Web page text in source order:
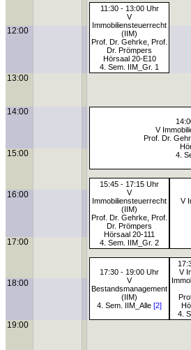
11:30 - 13:00 Uhr
V
Immobiliensteuerrecht
(IIM)
Prof. Dr. Gehrke, Prof.
Dr. Prömpers
Hörsaal 20-E10
4. Sem. IIM_Gr. 1
12:00
13:00
14:00
V
Prof. Dr.
4.
15:00
15:45 - 17:15 Uhr
V
Immobiliensteuerrecht
(IIM)
Prof. Dr. Gehrke, Prof.
Dr. Prömpers
Hörsaal 20-111
4. Sem. IIM_Gr. 2
V
16:00
17:00
17:30 - 19:00 Uhr
V
Bestandsmanagement
(IIM)
4. Sem. IIM_Alle [2]
V
4.
18:00
19:00